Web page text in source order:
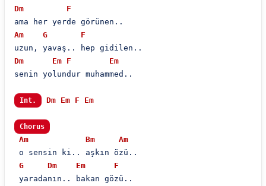
Dm
F
Am
G
F
Dm
Em F
Em
senin yolundur muhammed..
Int. Dm Em F Em
Chorus
Am Bm
Am
o sensin ki.. aşkın özü..
G
Dm Em
F
yaradanın.. bakan gözü..